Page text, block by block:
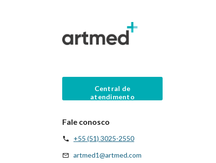
Central de
atendimento
Fale conosco
+55 (51) 3025-2550
artmed1@artmed.com